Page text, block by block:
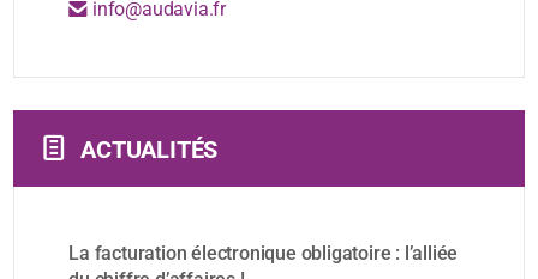
info@audavia.fr
ACTUALITÉS
La facturation électronique obligatoire : l’alliée